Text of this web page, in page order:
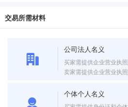
交易所需材料
公司法人名义
买家需提供企业营业执照
卖家需提供企业营业执
个体个人名义